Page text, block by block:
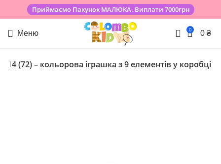
Приймаємо Пакунок МАЛЮКА. Виплати 7000грн
Меню 0 0 ₴
(72) – кольорова іграшка з 9 елементів у коробці